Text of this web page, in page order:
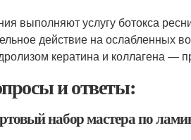
выполняют услугу ботокса
действие на ослабленных
кератина и коллагена
и ответы:
набор мастера по